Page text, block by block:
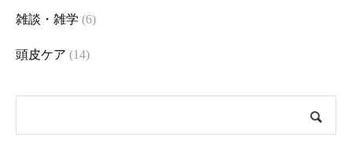
雑談・雑学 (6)
頭皮ケア (14)